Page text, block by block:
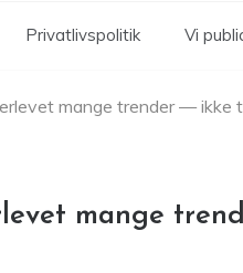
Privatlivspolitik Vi
mange trender — ikke
mange